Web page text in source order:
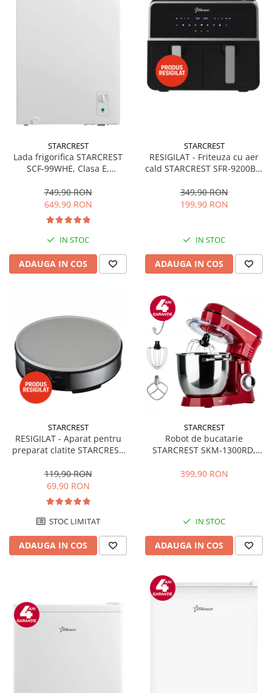
STARCREST
Lada frigorifica STARCREST
SCF-99WHE, Clasa E,
convertibil - functie frigider,
Termostat reglabil, Alb
749,90 RON
649,90 RON
IN STOC
ADAUGA IN COS
STARCREST
RESIGILAT - Friteuza cu aer
cald STARCREST SFR-9200BK,
Termostat 80 - 200 °C, 8
programe predefinite, Negru
349,90 RON
199,90 RON
IN STOC
ADAUGA IN COS
STARCREST
RESIGILAT - Aparat pentru
preparat clatite STARCREST
invelis ceramic antiaderent,
30 cm, Inox / Negru
119,90 RON
69,90 RON
STOC LIMITAT
ADAUGA IN COS
STARCREST
Robot de bucatarie
STARCREST SKM-1300RD,
Accesorii, 10 Viteze + Pulse,
399,90 RON
IN STOC
ADAUGA IN COS